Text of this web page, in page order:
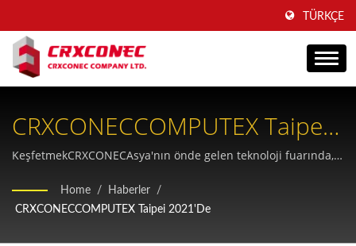
TÜRKÇE
CRXCONECCOMPUTEX Taipei
2021 Fuarı - Yapısal
Kablolamada Son Yenilikler
KeşfetmekCRXCONECAsya'nın önde gelen teknoloji fuarında,
ürünleri ve son teknoloji telekomünikasyon altyapısı ürün
yelpazesini sergiliyor.
Home / Haberler
/
CRXCONECCOMPUTEX Taipei 2021'de